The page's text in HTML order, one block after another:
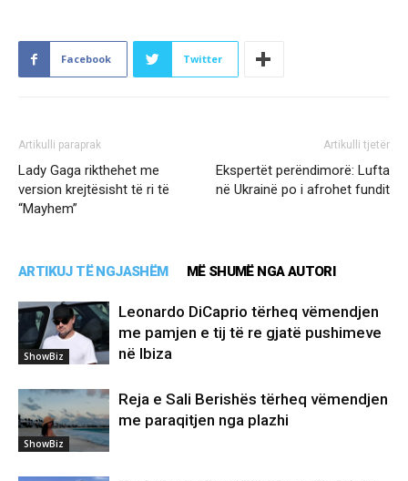
Facebook Twitter
Artikulli paraprak
Lady Gaga rikthehet me
version krejtësisht të ri të
“Mayhem”
Artikulli tjetër
Ekspertët perëndimorë: Lufta
në Ukrainë po i afrohet fundit
ARTIKUJ TË NGJASHËM MË SHUMË NGA AUTORI
ShowBiz
Leonardo DiCaprio tërheq vëmendjen
me pamjen e tij të re gjatë pushimeve
në Ibiza
ShowBiz
Reja e Sali Berishës tërheq vëmendjen
me paraqitjen nga plazhi